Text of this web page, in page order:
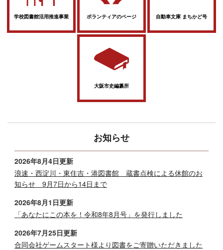
学校図書館活用推進事業 ボランティアのページ 自動車文庫 まちかど号
大阪市史編纂所
お知らせ
2026年8月4日更新
浪速・西淀川・東住吉・港図書館 蔵書点検による休館のお
知らせ 9月7日から14日まで
2026年8月1日更新
「あなたにこの本を！令和8年8月号」を発行しました
2026年7月25日更新
合同会社ゲームスタート様より図書をご寄贈いただきました